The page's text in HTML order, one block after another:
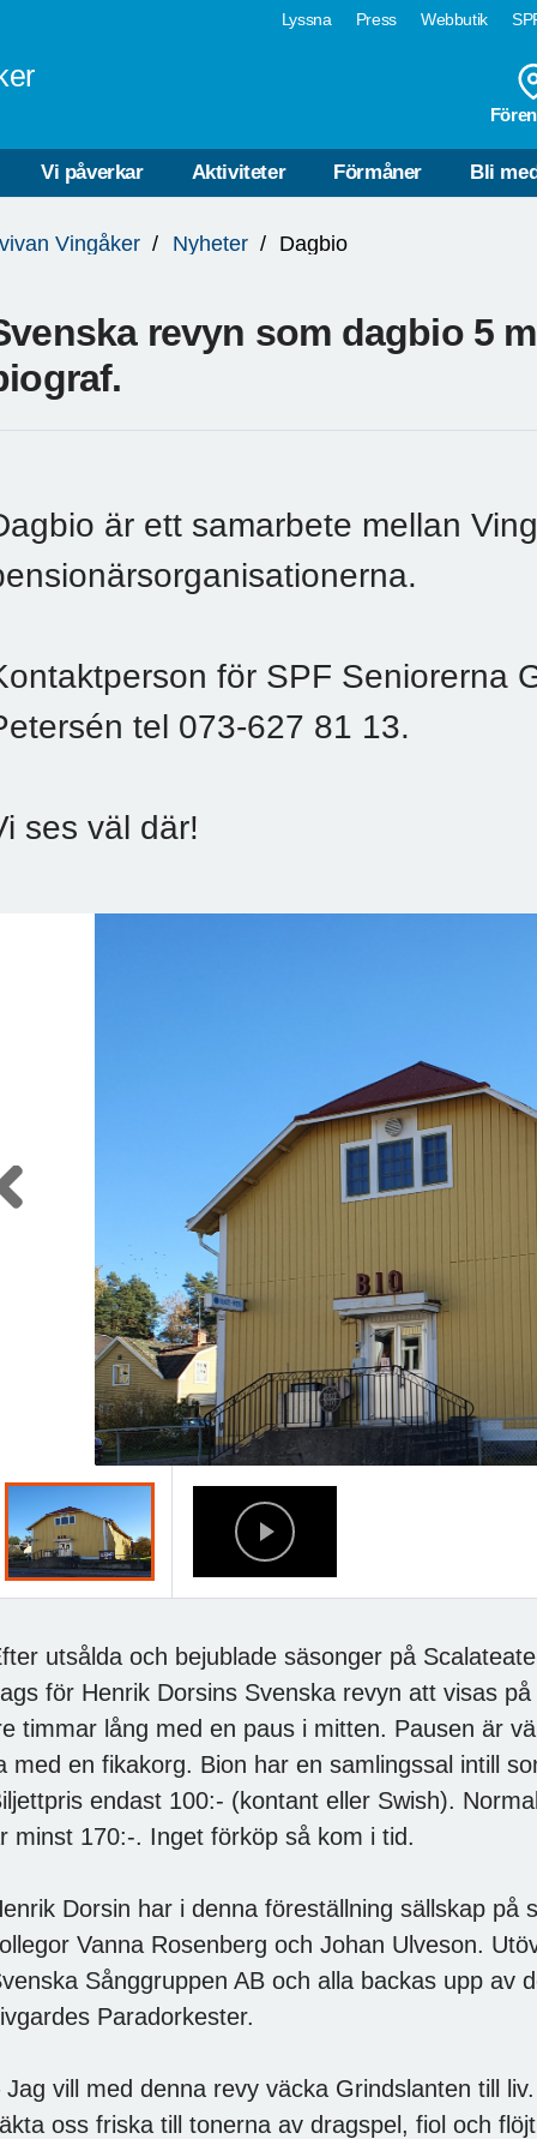
Lyssna Press Webbutik
Vi påverkar Aktiviteter Förmåner Bli
Vingåker Nyheter Dagbio
revyn som dagbio 5
är ett samarbete mellan
för SPF Seniorerna
tel 073-627 81 13.
ses väl där!
utsålda och bejublade säsonger på
för Henrik Dorsins Svenska revyn att visas
timmar lång med en paus i mitten. Pausen är
med en fikakorg. Bion har en samlingssal intill
endast 100:- (kontant eller Swish).
minst 170:-. Inget förköp så kom i tid.
Dorsin har i denna föreställning sällskap på
Vanna Rosenberg och Johan Ulveson.
Sånggruppen AB och alla backas upp av
Paradorkester.
Jag vill med denna revy väcka Grindslanten till
oss friska till tonerna av dragspel, fiol och